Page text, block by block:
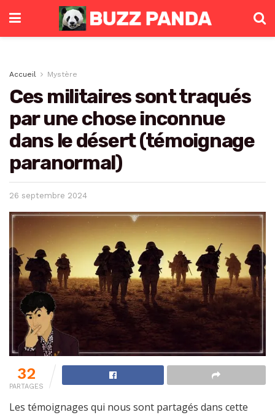
Accueil Mystère
Ces militaires sont traqués
par une chose inconnue
dans le désert (témoignage
paranormal)
26 septembre 2024
32
PARTAGES
Les témoignages qui nous sont partagés dans cette